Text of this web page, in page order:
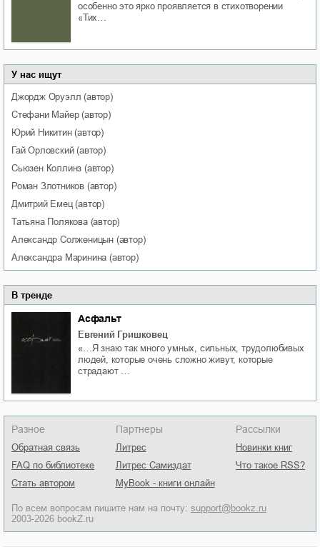
особенно это ярко проявляется в стихотворении
«Тих…
У нас ищут
Джордж Оруэлл (автор)
Стефани Майер(автор)
Юрий Никитин(автор)
Гай Орловский(автор)
Сьюзен Коллинз (автор)
Роман Злотников (автор)
Дмитрий Емец(автор)
Татьяна Полякова(автор)
Александр Солженицын (автор)
Александра Маринина (автор)
В тренде
Асфальт
Евгений Гришковец
«…Я знаю так много умных, сильных, трудолюбивых
людей, которые очень сложно живут, которые
страдают …
Разное
Обратная связь
FAQ по библиотеке
Стать автором
Партнеры
Литрес
Литрес Самиздат
MyBook - книги онлайн
Рассылки
Новинки книг
Что такое RSS?
По всем вопросам пишите нам на почту: support@bookz.ru
2003-2026 bookZ.ru